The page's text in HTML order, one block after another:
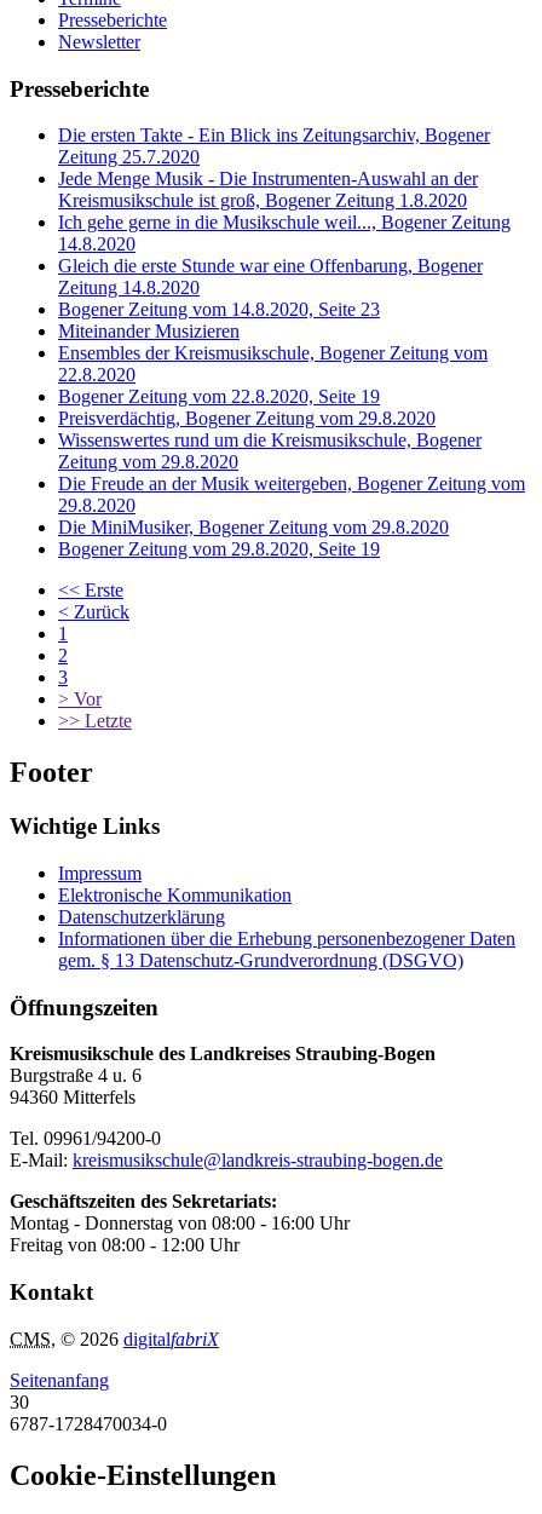
Presseberichte
Newsletter
Presseberichte
Die ersten Takte - Ein Blick ins Zeitungsarchiv, Bogener
Zeitung 25.7.2020
Jede Menge Musik - Die Instrumenten-Auswahl an der
Kreismusikschule ist groß, Bogener Zeitung 1.8.2020
Ich gehe gerne in die Musikschule weil..., Bogener Zeitung
14.8.2020
Gleich die erste Stunde war eine Offenbarung, Bogener
Zeitung 14.8.2020
Bogener Zeitung vom 14.8.2020, Seite 23
Miteinander Musizieren
Ensembles der Kreismusikschule, Bogener Zeitung vom
22.8.2020
Bogener Zeitung vom 22.8.2020, Seite 19
Preisverdächtig, Bogener Zeitung vom 29.8.2020
Wissenswertes rund um die Kreismusikschule, Bogener
Zeitung vom 29.8.2020
Die Freude an der Musik weitergeben, Bogener Zeitung vom
29.8.2020
Die MiniMusiker, Bogener Zeitung vom 29.8.2020
Bogener Zeitung vom 29.8.2020, Seite 19
<< Erste
< Zurück
1
2
3
> Vor
>> Letzte
Footer
Wichtige Links
Impressum
Elektronische Kommunikation
Datenschutzerklärung
Informationen über die Erhebung personenbezogener Daten
gem. § 13 Datenschutz-Grundverordnung (DSGVO)
Öffnungszeiten
Kreismusikschule des Landkreises Straubing-Bogen
Burgstraße 4 u. 6
94360 Mitterfels
Tel. 09961/94200-0
E-Mail: kreismusikschule@landkreis-straubing-bogen.de
Geschäftszeiten des Sekretariats:
Montag - Donnerstag von 08:00 - 16:00 Uhr
Freitag von 08:00 - 12:00 Uhr
Kontakt
CMS, © 2026 digitalfabriX
Seitenanfang
30
6787-1728470034-0
Cookie-Einstellungen